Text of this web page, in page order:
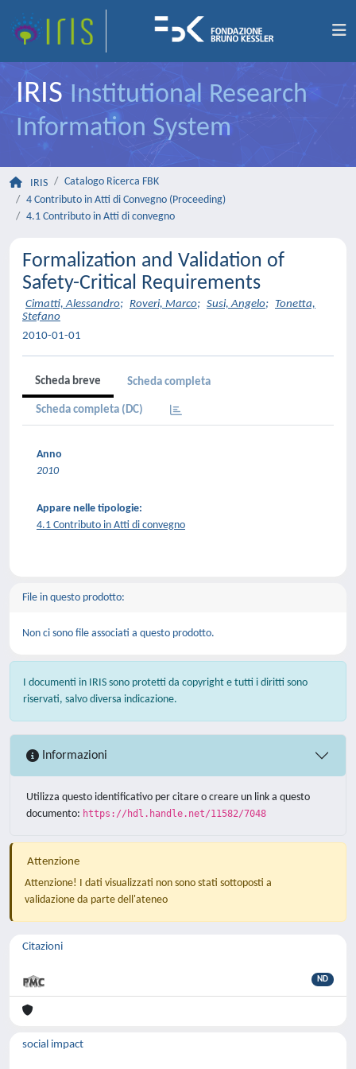
IRIS Institutional Research
Information System
IRIS
Catalogo Ricerca FBK
4 Contributo in Atti di Convegno (Proceeding)
4.1 Contributo in Atti di convegno
Formalization and Validation of
Safety-Critical Requirements
Cimatti, Alessandro; Roveri, Marco; Susi, Angelo; Tonetta,
Stefano
2010-01-01
Scheda breve Scheda completa
Scheda completa (DC)
Anno
2010
Appare nelle tipologie:
4.1 Contributo in Atti di convegno
File in questo prodotto:
Non ci sono file associati a questo prodotto.
I documenti in IRIS sono protetti da copyright e tutti i diritti sono
riservati, salvo diversa indicazione.
Informazioni
Utilizza questo identificativo per citare o creare un link a questo
documento: https://hdl.handle.net/11582/7048
Attenzione
Attenzione! I dati visualizzati non sono stati sottoposti a
validazione da parte dell'ateneo
Citazioni
ND
social impact